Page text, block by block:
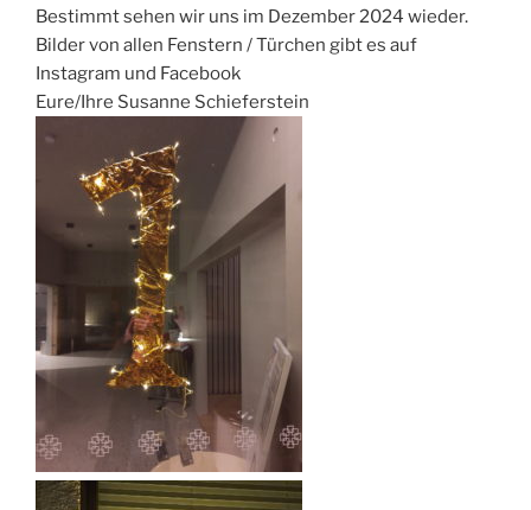
Bestimmt sehen wir uns im Dezember 2024 wieder.
Bilder von allen Fenstern / Türchen gibt es auf
Instagram und Facebook
Eure/Ihre Susanne Schieferstein